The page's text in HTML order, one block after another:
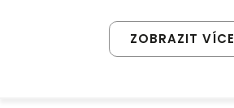
ZOBRAZIT VÍCE